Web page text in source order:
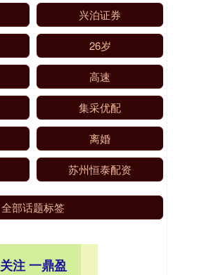
兴泊证券
26岁
高速
集采优配
离婚
苏州恒泰配资
全部话题标签
关注 一鼎盈